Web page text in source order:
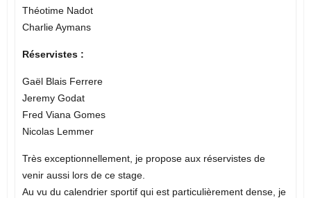
Théotime Nadot
Charlie Aymans
Réservistes :
Gaël Blais Ferrere
Jeremy Godat
Fred Viana Gomes
Nicolas Lemmer
Très exceptionnellement, je propose aux réservistes de
venir aussi lors de ce stage.
Au vu du calendrier sportif qui est particulièrement dense, je